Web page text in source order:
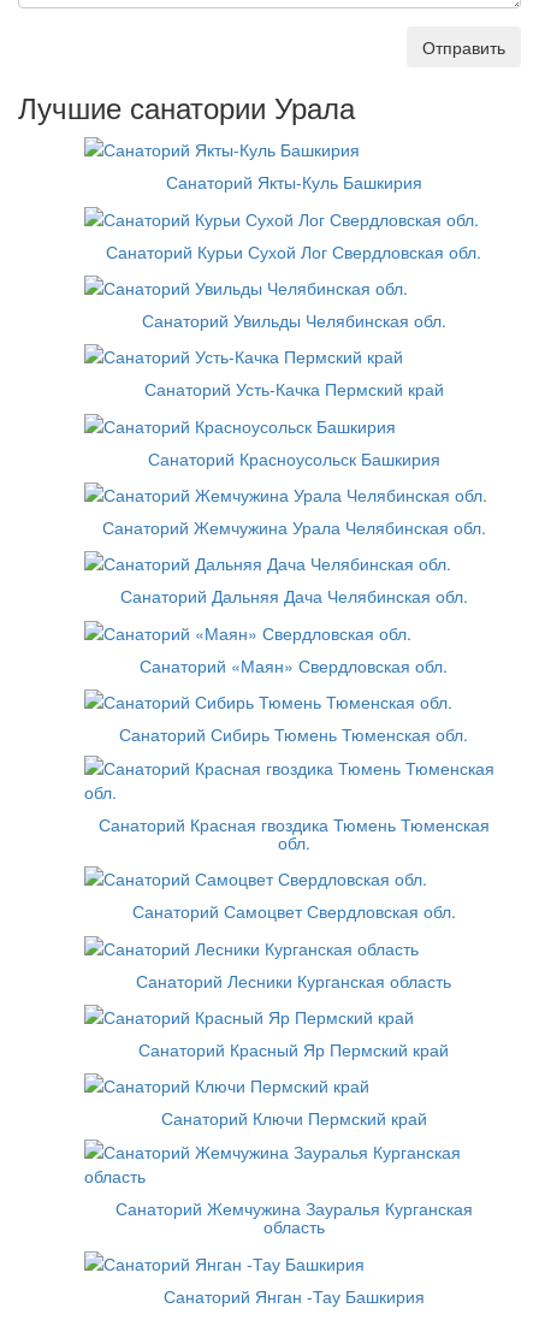
Отправить
Лучшие санатории Урала
Санаторий Якты-Куль Башкирия
Санаторий Курьи Сухой Лог Свердловская обл.
Санаторий Увильды Челябинская обл.
Санаторий Усть-Качка Пермский край
Санаторий Красноусольск Башкирия
Санаторий Жемчужина Урала Челябинская обл.
Санаторий Дальняя Дача Челябинская обл.
Санаторий «Маян» Свердловская обл.
Санаторий Сибирь Тюмень Тюменская обл.
Санаторий Красная гвоздика Тюмень Тюменская
обл.
Санаторий Самоцвет Свердловская обл.
Санаторий Лесники Курганская область
Санаторий Красный Яр Пермский край
Санаторий Ключи Пермский край
Санаторий Жемчужина Зауралья Курганская
область
Санаторий Янган -Тау Башкирия